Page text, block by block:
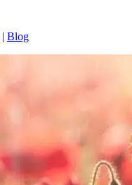
| Blog